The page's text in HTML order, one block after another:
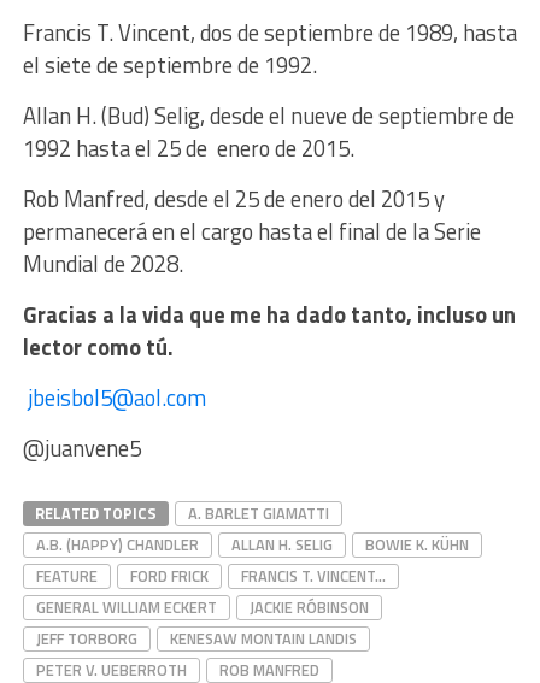
Francis T. Vincent, dos de septiembre de 1989, hasta
el siete de septiembre de 1992.
Allan H. (Bud) Selig, desde el nueve de septiembre de
1992 hasta el 25 de enero de 2015.
Rob Manfred, desde el 25 de enero del 2015 y
permanecerá en el cargo hasta el final de la Serie
Mundial de 2028.
Gracias a la vida que me ha dado tanto, incluso un
lector como tú.
jbeisbol5@aol.com
@juanvene5
RELATED TOPICS
A. BARLET GIAMATTI
A.B. (HAPPY) CHANDLER
ALLAN H. SELIG
BOWIE K. KÜHN
FEATURE
FORD FRICK
FRANCIS T. VINCENT…
GENERAL WILLIAM ECKERT
JACKIE RÓBINSON
JEFF TORBORG
KENESAW MONTAIN LANDIS
PETER V. UEBERROTH
ROB MANFRED